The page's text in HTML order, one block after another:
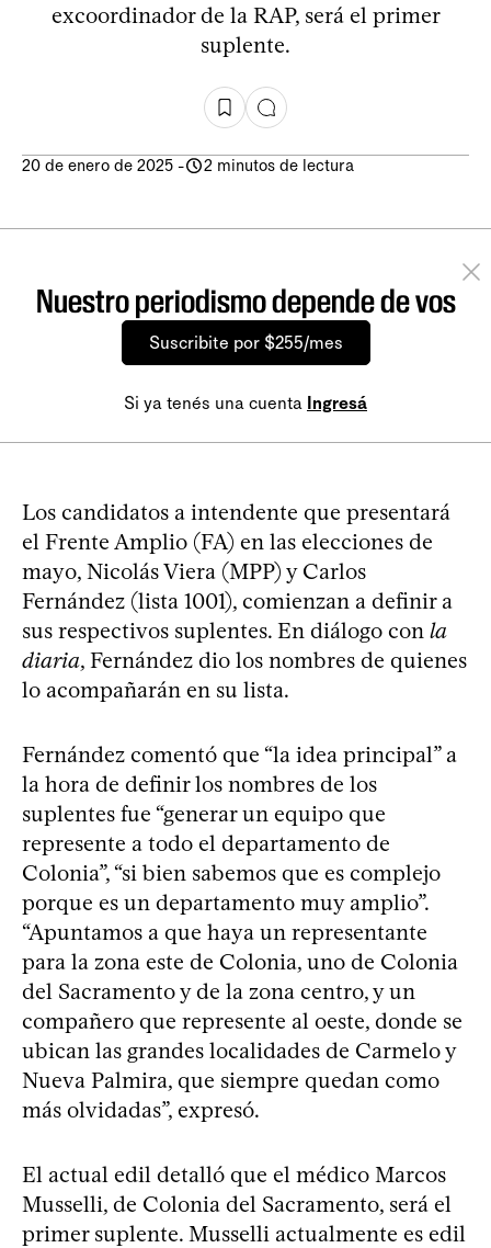
excoordinador de la RAP, será el primer
suplente.
20 de enero de 2025 - 2 minutos de lectura
Nuestro periodismo depende de vos
Suscribite por $255/mes
Si ya tenés una cuenta Ingresá
Los candidatos a intendente que presentará
el Frente Amplio (FA) en las elecciones de
mayo, Nicolás Viera (MPP) y Carlos
Fernández (lista 1001), comienzan a definir a
sus respectivos suplentes. En diálogo con la
diaria, Fernández dio los nombres de quienes
lo acompañarán en su lista.
Fernández comentó que “la idea principal” a
la hora de definir los nombres de los
suplentes fue “generar un equipo que
represente a todo el departamento de
Colonia”, “si bien sabemos que es complejo
porque es un departamento muy amplio”.
“Apuntamos a que haya un representante
para la zona este de Colonia, uno de Colonia
del Sacramento y de la zona centro, y un
compañero que represente al oeste, donde se
ubican las grandes localidades de Carmelo y
Nueva Palmira, que siempre quedan como
más olvidadas”, expresó.
El actual edil detalló que el médico Marcos
Musselli, de Colonia del Sacramento, será el
primer suplente. Musselli actualmente es edil